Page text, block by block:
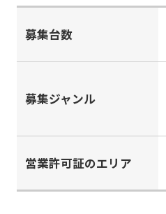
募集台数
募集ジャンル
営業許可証のエリア